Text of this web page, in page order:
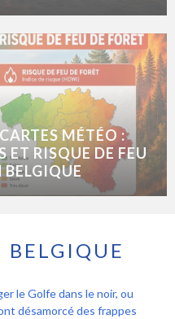
MÉTÉO :
ET RISQUE DE FEU
BELGIQUE
le Golfe dans le noir, ou
désamorcé des frappes